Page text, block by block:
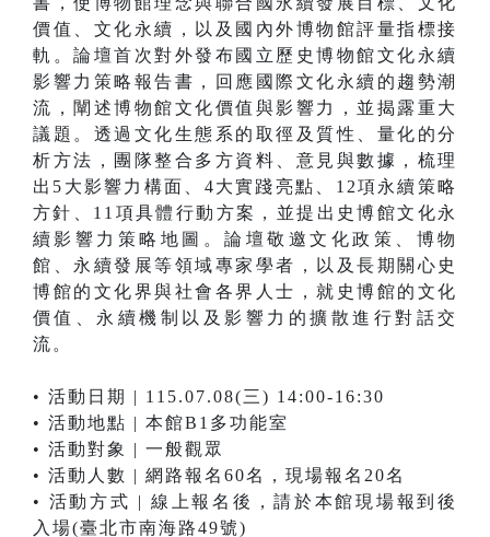
價值、文化永續，以及國內外博物館評量指標接
軌。論壇首次對外發布國立歷史博物館文化永續
影響力策略報告書，回應國際文化永續的趨勢潮
流，闡述博物館文化價值與影響力，並揭露重大
議題。透過文化生態系的取徑及質性、量化的分
析方法，團隊整合多方資料、意見與數據，梳理
出5大影響力構面、4大實踐亮點、12項永續策略
方針、11項具體行動方案，並提出史博館文化永
續影響力策略地圖。論壇敬邀文化政策、博物
館、永續發展等領域專家學者，以及長期關心史
博館的文化界與社會各界人士，就史博館的文化
價值、永續機制以及影響力的擴散進行對話交
流。
• 活動日期 | 115.07.08(三) 14:00-16:30
• 活動地點 | 本館B1多功能室
• 活動對象 | 一般觀眾
• 活動人數 | 網路報名60名，現場報名20名
• 活動方式 | 線上報名後，請於本館現場報到後
入場(臺北市南海路49號)